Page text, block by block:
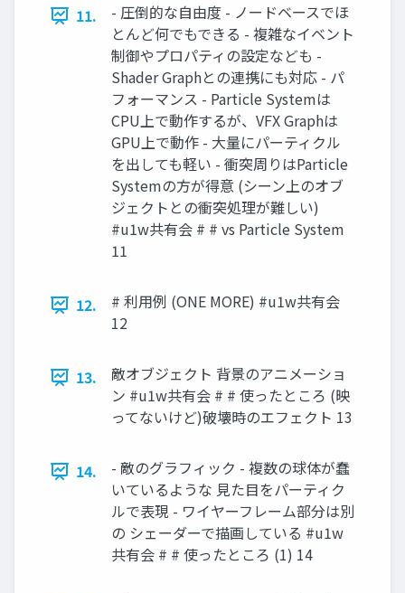
11.
- 圧倒的な自由度 - ノードベースでほ
とんど何でもできる - 複雑なイベント
制御やプロパティの設定なども -
Shader Graphとの連携にも対応 - パ
フォーマンス - Particle Systemは
CPU上で動作するが、VFX Graphは
GPU上で動作 - 大量にパーティクル
を出しても軽い - 衝突周りはParticle
Systemの方が得意 (シーン上のオブ
ジェクトとの衝突処理が難しい)
#u1w共有会 # # vs Particle System
11
12.
# 利用例 (ONE MORE) #u1w共有会
12
13.
敵オブジェクト 背景のアニメーショ
ン #u1w共有会 # # 使ったところ (映
ってないけど)破壊時のエフェクト 13
14.
- 敵のグラフィック - 複数の球体が蠢
いているような 見た目をパーティク
ルで表現 - ワイヤーフレーム部分は別
の シェーダーで描画している #u1w
共有会 # # 使ったところ (1) 14